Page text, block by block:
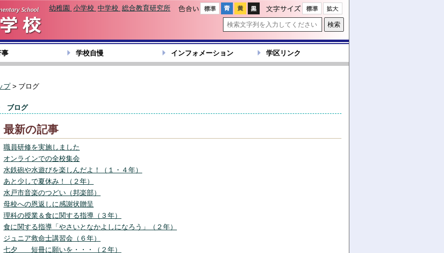
色合い 文字サイズ
幼稚園 小学校 中学校 総合教育研究所
事 学校自慢 インフォメーション 学区リンク
プ> ブログ
ブログ
最新の記事
職員研修を実施しました
オンラインでの全校集会
水鉄砲や水遊びを楽しんだよ！（１・４年）
あと少しで夏休み！（２年）
水戸市音楽のつどい（邦楽部）
母校への恩返しに感謝状贈呈
理科の授業＆食に関する指導（３年）
食に関する指導「やさいとなかよしになろう」（２年）
ジュニア救命士講習会（６年）
七夕 短冊に願いを・・・（２年）